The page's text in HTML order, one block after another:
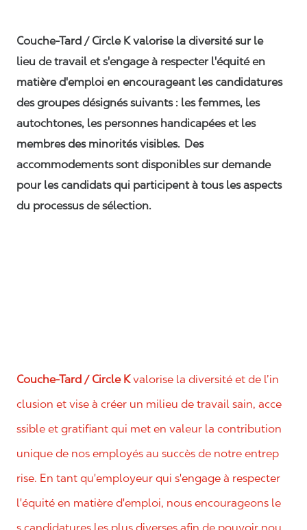
Couche-Tard / Circle K valorise la diversité sur le
lieu de travail et s'engage à respecter l'équité en
matière d'emploi en encourageant les candidatures
des groupes désignés suivants : les femmes, les
autochtones, les personnes handicapées et les
membres des minorités visibles. Des
accommodements sont disponibles sur demande
pour les candidats qui participent à tous les aspects
du processus de sélection.
Couche-Tard / Circle Kvalorise la diversité et de l’in
clusion et vise à créer un milieu de travail sain, acce
ssible et gratifiant qui met en valeur la contribution
unique de nos employés au succès de notre entrep
rise. En tant qu'employeur qui s'engage à respecter
l'équité en matière d'emploi, nous encourageons le